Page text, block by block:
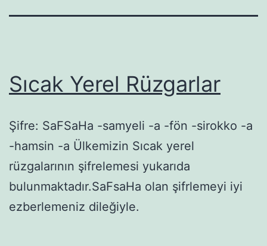
Sıcak Yerel Rüzgarlar
Şifre: SaFSaHa -samyeli -a -fön -sirokko -a
-hamsin -a Ülkemizin Sıcak yerel
rüzgalarının şifrelemesi yukarıda
bulunmaktadır.SaFsaHa olan şifrlemeyi iyi
ezberlemeniz dileğiyle.